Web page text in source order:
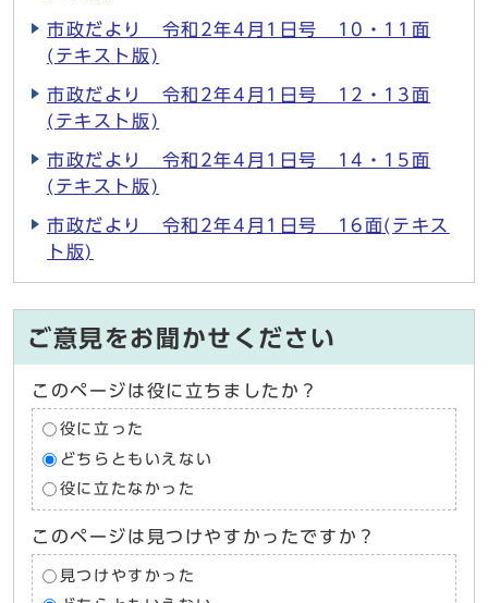
市政だより 令和2年4月1日号 10・11面
(テキスト版)
市政だより 令和2年4月1日号 12・13面
(テキスト版)
市政だより 令和2年4月1日号 14・15面
(テキスト版)
市政だより 令和2年4月1日号 16面(テキス
ト版)
ご意見をお聞かせください
このページは役に立ちましたか？
役に立った
どちらともいえない
役に立たなかった
このページは見つけやすかったですか？
見つけやすかった